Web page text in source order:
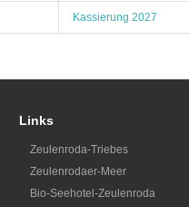
Kassierung 2027
Links
Zeulenroda-Triebes
Zeulenrodaer-Meer
Bio-Seehotel-Zeulenroda